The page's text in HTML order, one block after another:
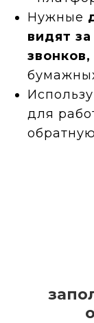
Нужные
видят
для